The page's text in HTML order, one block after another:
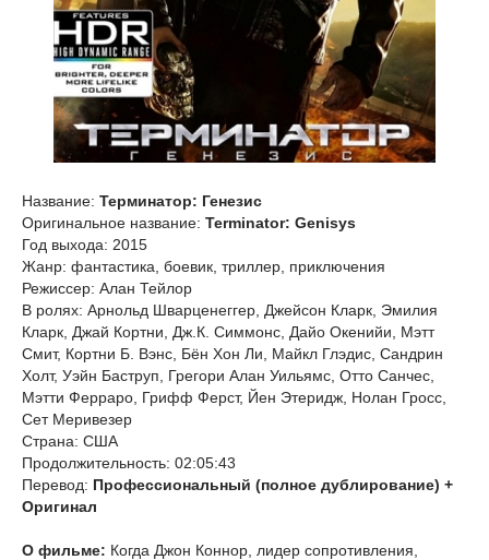
Название: Терминатор: Генезис
Оригинальное название: Terminator: Genisys
Год выхода: 2015
Жанр: фантастика, боевик, триллер, приключения
Режиссер: Алан Тейлор
В ролях: Арнольд Шварценеггер, Джейсон Кларк, Эмилия
Кларк, Джай Кортни, Дж.К. Симмонс, Дайо Окенийи, Мэтт
Смит, Кортни Б. Вэнс, Бён Хон Ли, Майкл Глэдис, Сандрин
Холт, Уэйн Баструп, Грегори Алан Уильямс, Отто Санчес,
Мэтти Ферраро, Грифф Ферст, Йен Этеридж, Нолан Гросс,
Сет Меривезер
Страна: США
Продолжительность: 02:05:43
Перевод: Профессиональный (полное дублирование) +
Оригинал
О фильме: Когда Джон Коннор, лидер сопротивления,